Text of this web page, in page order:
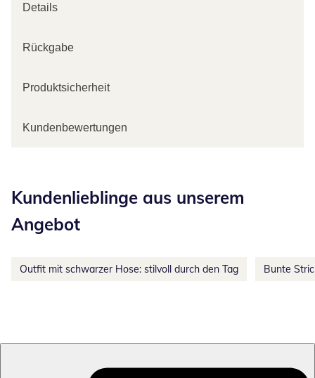
Details
Rückgabe
Produktsicherheit
Kundenbewertungen
Kundenlieblinge aus unserem
Angebot
Outfit mit schwarzer Hose: stilvoll durch den Tag Bunte